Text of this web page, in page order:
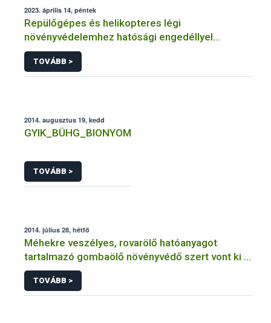
2023. április 14, péntek
Repülőgépes és helikopteres légi
növényvédelemhez hatósági engedéllyel
rendelkező szervezetek
TOVÁBB >
2014. augusztus 19, kedd
GYIK_BÜHG_BIONYOM
TOVÁBB >
2014. július 28, hétfő
Méhekre veszélyes, rovarölő hatóanyagot
tartalmazó gombaölő növényvédő szert vont ki a
forgalomból a NÉBIH
TOVÁBB >